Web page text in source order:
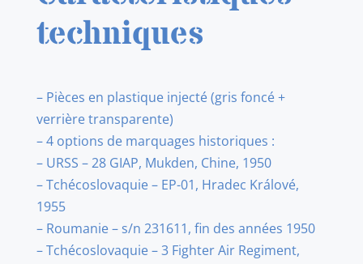
techniques
– Pièces en plastique injecté (gris foncé +
verrière transparente)
– 4 options de marquages historiques :
– URSS – 28 GIAP, Mukden, Chine, 1950
– Tchécoslovaquie – EP-01, Hradec Králové,
1955
– Roumanie – s/n 231611, fin des années 1950
– Tchécoslovaquie – 3 Fighter Air Regiment,